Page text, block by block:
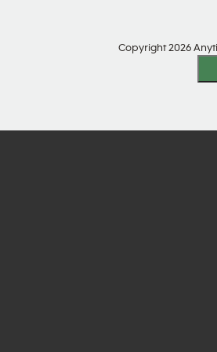
Copyright 2026